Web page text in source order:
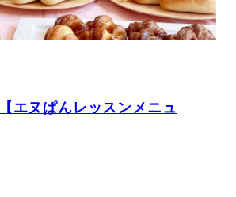
【エヌぱんレッスンメニュ